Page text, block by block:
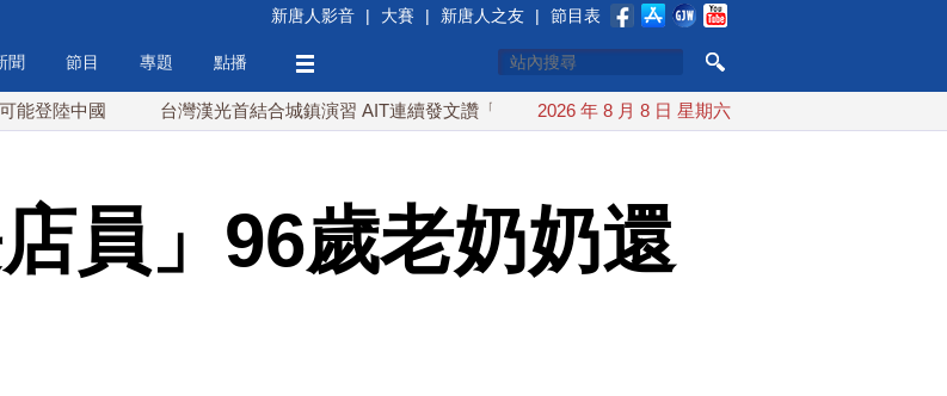
新唐人影音 | 大賽 | 新唐人之友 | 節目表
聞 節目 專題 點播
國 台灣漢光首結合城鎮演習 AIT連續發文讚「韌性台灣」 搞分化？美情報：普京最快今秋 試探攻擊北約盟
2026 年 8 月 8 日 星期六
店員」96歲老奶奶還